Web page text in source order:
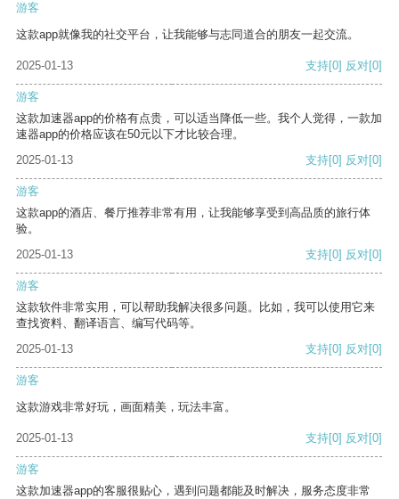
游客
这款app就像我的社交平台，让我能够与志同道合的朋友一起交流。
2025-01-13 支持[0] 反对[0]
游客
这款加速器app的价格有点贵，可以适当降低一些。我个人觉得，一款加
速器app的价格应该在50元以下才比较合理。
2025-01-13
支持[0] 反对[0]
游客
这款app的酒店、餐厅推荐非常有用，让我能够享受到高品质的旅行体
验。
2025-01-13
支持[0] 反对[0]
游客
这款软件非常实用，可以帮助我解决很多问题。比如，我可以使用它来
查找资料、翻译语言、编写代码等。
2025-01-13
支持[0] 反对[0]
游客
这款游戏非常好玩，画面精美，玩法丰富。
2025-01-13 支持[0] 反对[0]
游客
这款加速器app的客服很贴心，遇到问题都能及时解决，服务态度非常